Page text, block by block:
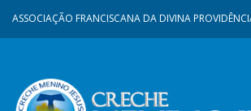
ASSOCIAÇÃO FRANCISCANA DA DIVINA